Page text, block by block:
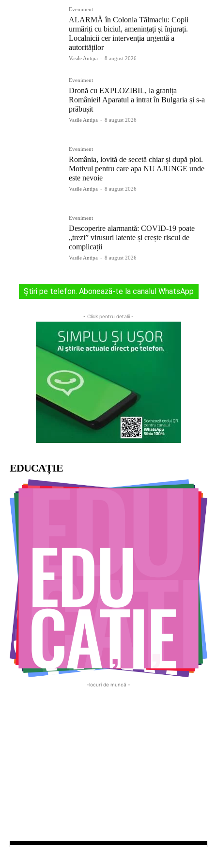
Eveniment
ALARMĂ în Colonia Tălmaciu: Copii
urmăriți cu biciul, amenințați și înjurați.
Localnicii cer intervenția urgentă a
autorităților
Vasile Antipa - 8 august 2026
Eveniment
Dronă cu EXPLOZIBIL, la granița
României! Aparatul a intrat în Bulgaria și s-a
prăbușit
Vasile Antipa - 8 august 2026
Eveniment
România, lovită de secetă chiar și după ploi.
Motivul pentru care apa NU AJUNGE unde
este nevoie
Vasile Antipa - 8 august 2026
Eveniment
Descoperire alarmantă: COVID-19 poate
„trezi” virusuri latente și crește riscul de
complicații
Vasile Antipa - 8 august 2026
Știri pe telefon. Abonează-te la canalul WhatsApp
- Click pentru detalii -
EDUCAȚIE
-locuri de muncă -